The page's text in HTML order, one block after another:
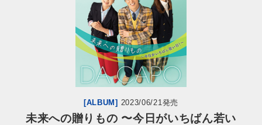
お問い合わせ
[ALBUM] 2023/06/21発売
未来への贈りもの 〜今日がいちばん若い